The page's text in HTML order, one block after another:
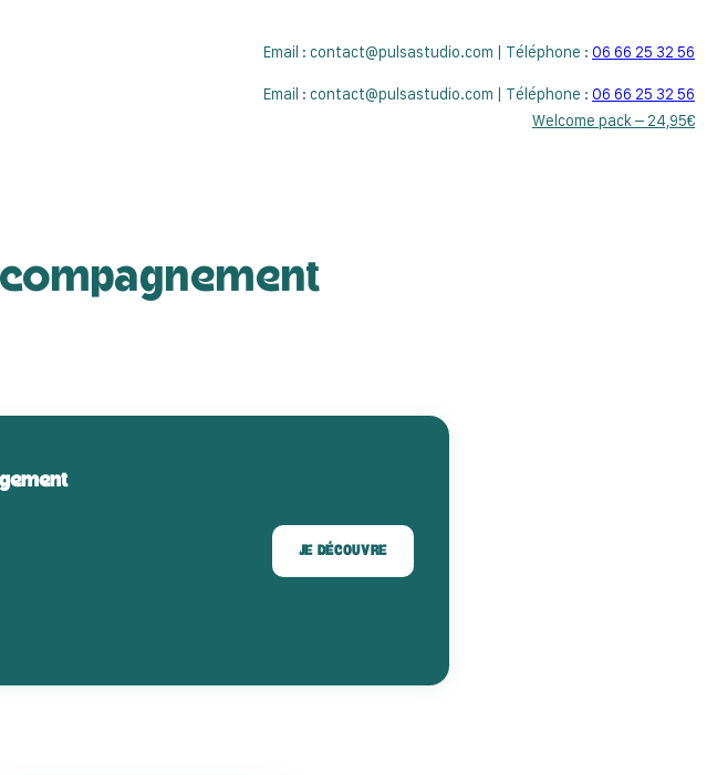
Email : contact@pulsastudio.com | Téléphone : 06 66 25 32 56
Welcome pack – 24,95€
Email : contact@pulsastudio.com | Téléphone : 06 66 25 32 56
JE DÉCOUVRE